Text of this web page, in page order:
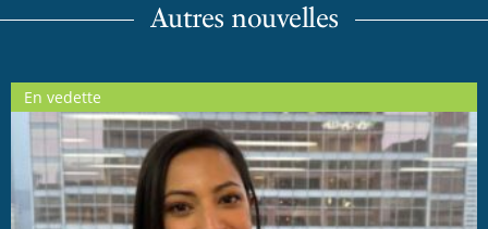
Autres nouvelles
En vedette